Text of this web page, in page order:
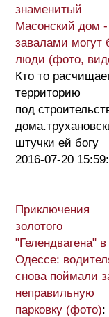
знаменитый
Масонский дом
завалами могут
люди (фото,
Кто то
территорию
под
штучки ей богу
2016-07-20
Приключения
золотого
"Гелендвагена" в
Одессе:
снова поймали
неправильную
парковку (фото):